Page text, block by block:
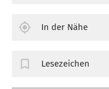
In der Nähe
Lesezeichen